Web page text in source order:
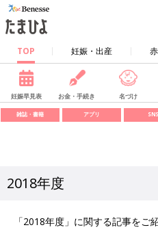
TOP 妊娠・出産
妊娠早見表 お金・手続き 名づけ
雑誌・書籍 アプリ SNS
2018年度
「2018年度」に関する記事をご